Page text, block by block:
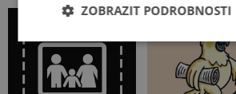
ZOBRAZIT PODROBNOSTI